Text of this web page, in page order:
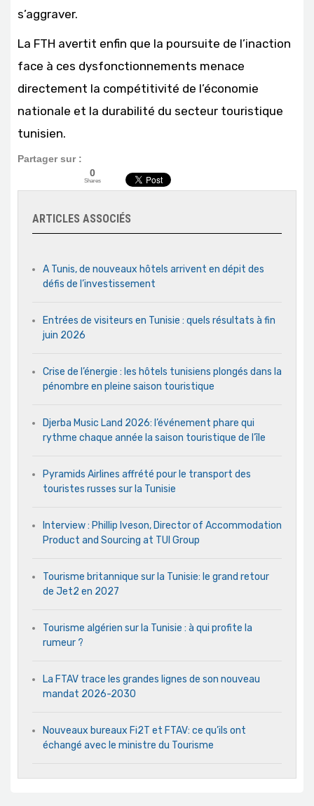
s’aggraver.
La FTH avertit enfin que la poursuite de l’inaction
face à ces dysfonctionnements menace
directement la compétitivité de l’économie
nationale et la durabilité du secteur touristique
tunisien.
Partager sur :
0
Shares
ARTICLES ASSOCIÉS
A Tunis, de nouveaux hôtels arrivent en dépit des
défis de l’investissement
Entrées de visiteurs en Tunisie : quels résultats à fin
juin 2026
Crise de l’énergie : les hôtels tunisiens plongés dans la
pénombre en pleine saison touristique
Djerba Music Land 2026: l’événement phare qui
rythme chaque année la saison touristique de l’île
Pyramids Airlines affrété pour le transport des
touristes russes sur la Tunisie
Interview : Phillip Iveson, Director of Accommodation
Product and Sourcing at TUI Group
Tourisme britannique sur la Tunisie: le grand retour
de Jet2 en 2027
Tourisme algérien sur la Tunisie : à qui profite la
rumeur ?
La FTAV trace les grandes lignes de son nouveau
mandat 2026-2030
Nouveaux bureaux Fi2T et FTAV: ce qu’ils ont
échangé avec le ministre du Tourisme